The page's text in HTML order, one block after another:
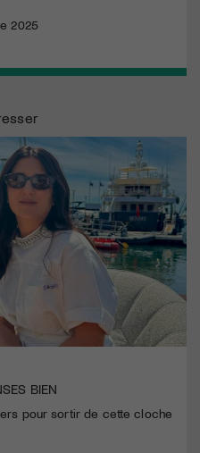
2025
BIEN
pour sortir de cette cloche